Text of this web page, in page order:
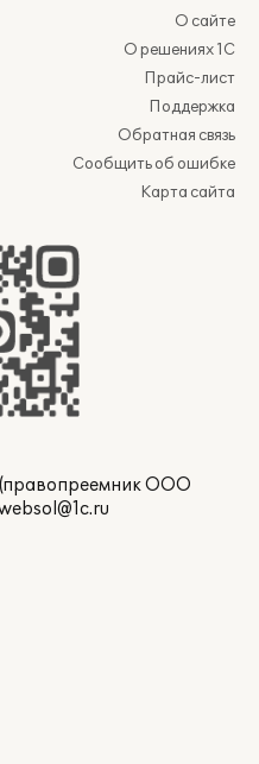
О сайте
О решениях 1С
Прайс-лист
Поддержка
Обратная связь
Сообщить об ошибке
Карта сайта
(правопреемник ООО